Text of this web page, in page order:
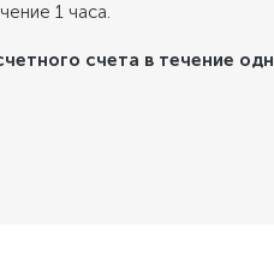
1 часа.
счета в течение